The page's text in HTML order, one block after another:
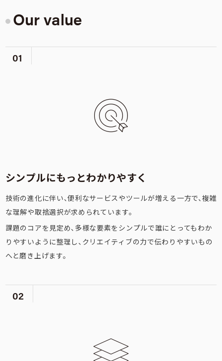
Our value
01
シンプルにもっとわかりやすく
技術の進化に伴い、便利なサービスやツールが増える一方で、複雑
な理解や取捨選択が求められています。
課題のコアを見定め、多様な要素をシンプルで誰にとってもわか
りやすいように整理し、クリエイティブの力で伝わりやすいもの
へと磨き上げます。
02